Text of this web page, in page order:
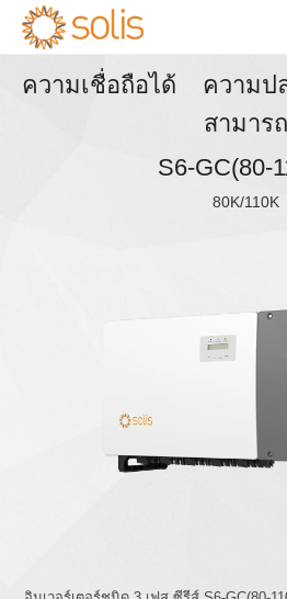
ความเชื่อถือได้ ความ
สามารถ
S6-GC(80-
80K/110K